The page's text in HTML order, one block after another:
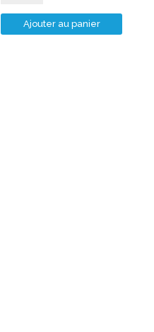
de
HP_935XLC
Ajouter au panier